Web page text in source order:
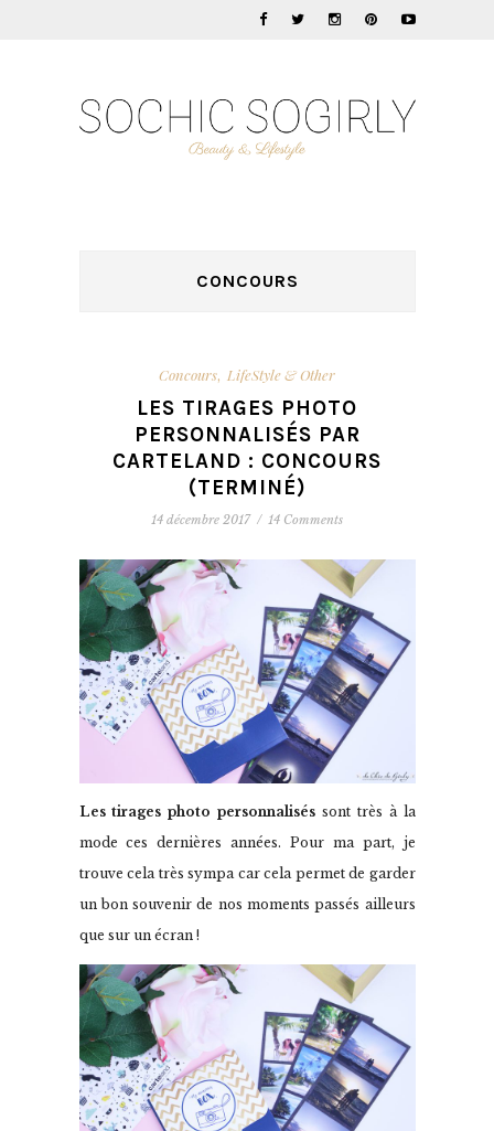
CONCOURS
Concours, LifeStyle & Other
LES TIRAGES PHOTO
PERSONNALISÉS PAR
CARTELAND : CONCOURS
(TERMINÉ)
14 décembre 2017 / 14 Comments
Les tirages photo personnalisés sont très à la
mode ces dernières années. Pour ma part, je
trouve cela très sympa car cela permet de garder
un bon souvenir de nos moments passés ailleurs
que sur un écran !